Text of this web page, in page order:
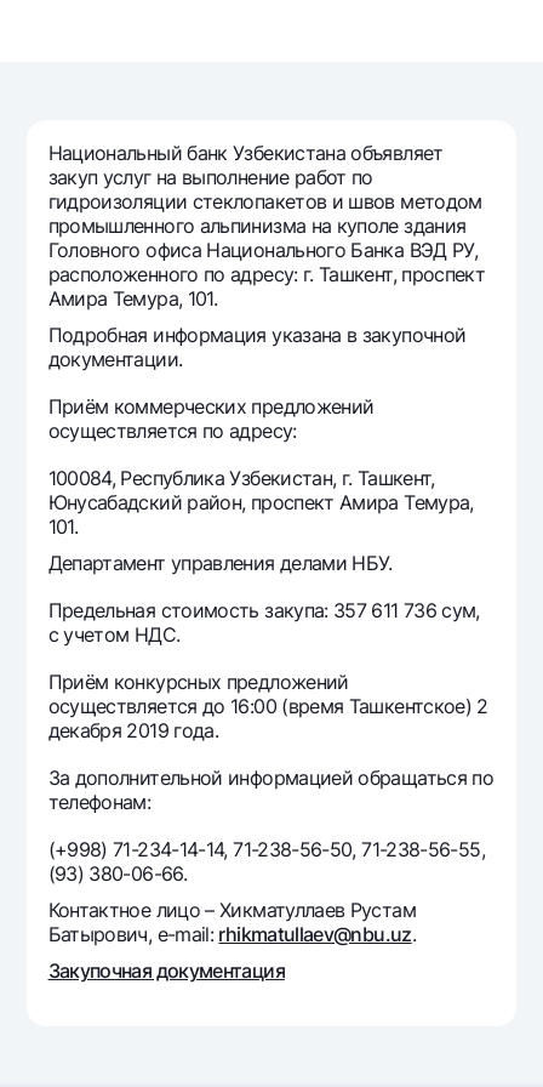
Серебряный депозит
Mastercard
Зарплатные
Garmin pay
Акции
Мобильное приложение Milliy
Часто задаваемые вопросы
Ищите по сайту
Полезные ссылки
Часто задаваемые вопросы
Пресс-центр
Офисы и банкоматы
Согласие на обработку персональных данных
Контакт-центр
+998 78 148-00-101344
Национальный банк Узбекистана объявляет
закуп услуг на выполнение работ по
гидроизоляции стеклопакетов и швов методом
промышленного альпинизма на куполе здания
Головного офиса Национального Банка ВЭД РУ,
расположенного по адресу: г. Ташкент, проспект
Амира Темура, 101.
Подробная информация указана в закупочной
документации.
Приём коммерческих предложений
осуществляется по адресу:
100084, Республика Узбекистан, г. Ташкент,
Юнусабадский район, проспект Амира Темура,
101.
Департамент управления делами НБУ.
Предельная стоимость закупа: 357 611 736 сум,
с учетом НДС.
Приём конкурсных предложений
осуществляется до 16:00 (время Ташкентское) 2
декабря 2019 года.
За дополнительной информацией обращаться по
телефонам:
(+998) 71-234-14-14, 71-238-56-50, 71-238-56-55,
(93) 380-06-66.
Контактное лицо – Хикматуллаев Рустам
Батырович, e-mail: rhikmatullaev@nbu.uz.
Закупочная документация